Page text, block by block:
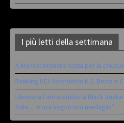
I più letti della settimana
A Montecoronaro festa per la
Ranking UCI: Avondetto N.2. Berta e
Eleonora Farina studia la Black
Sole… e ora sogno una medaglia”